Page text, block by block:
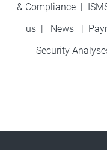
& Compliance |
us | News |
Security